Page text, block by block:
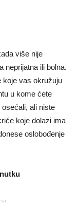
više nije
neprijatna ili bolna.
koje vas okružuju
u kome ćete
ali niste
koje dolazi ima
oslobođenje